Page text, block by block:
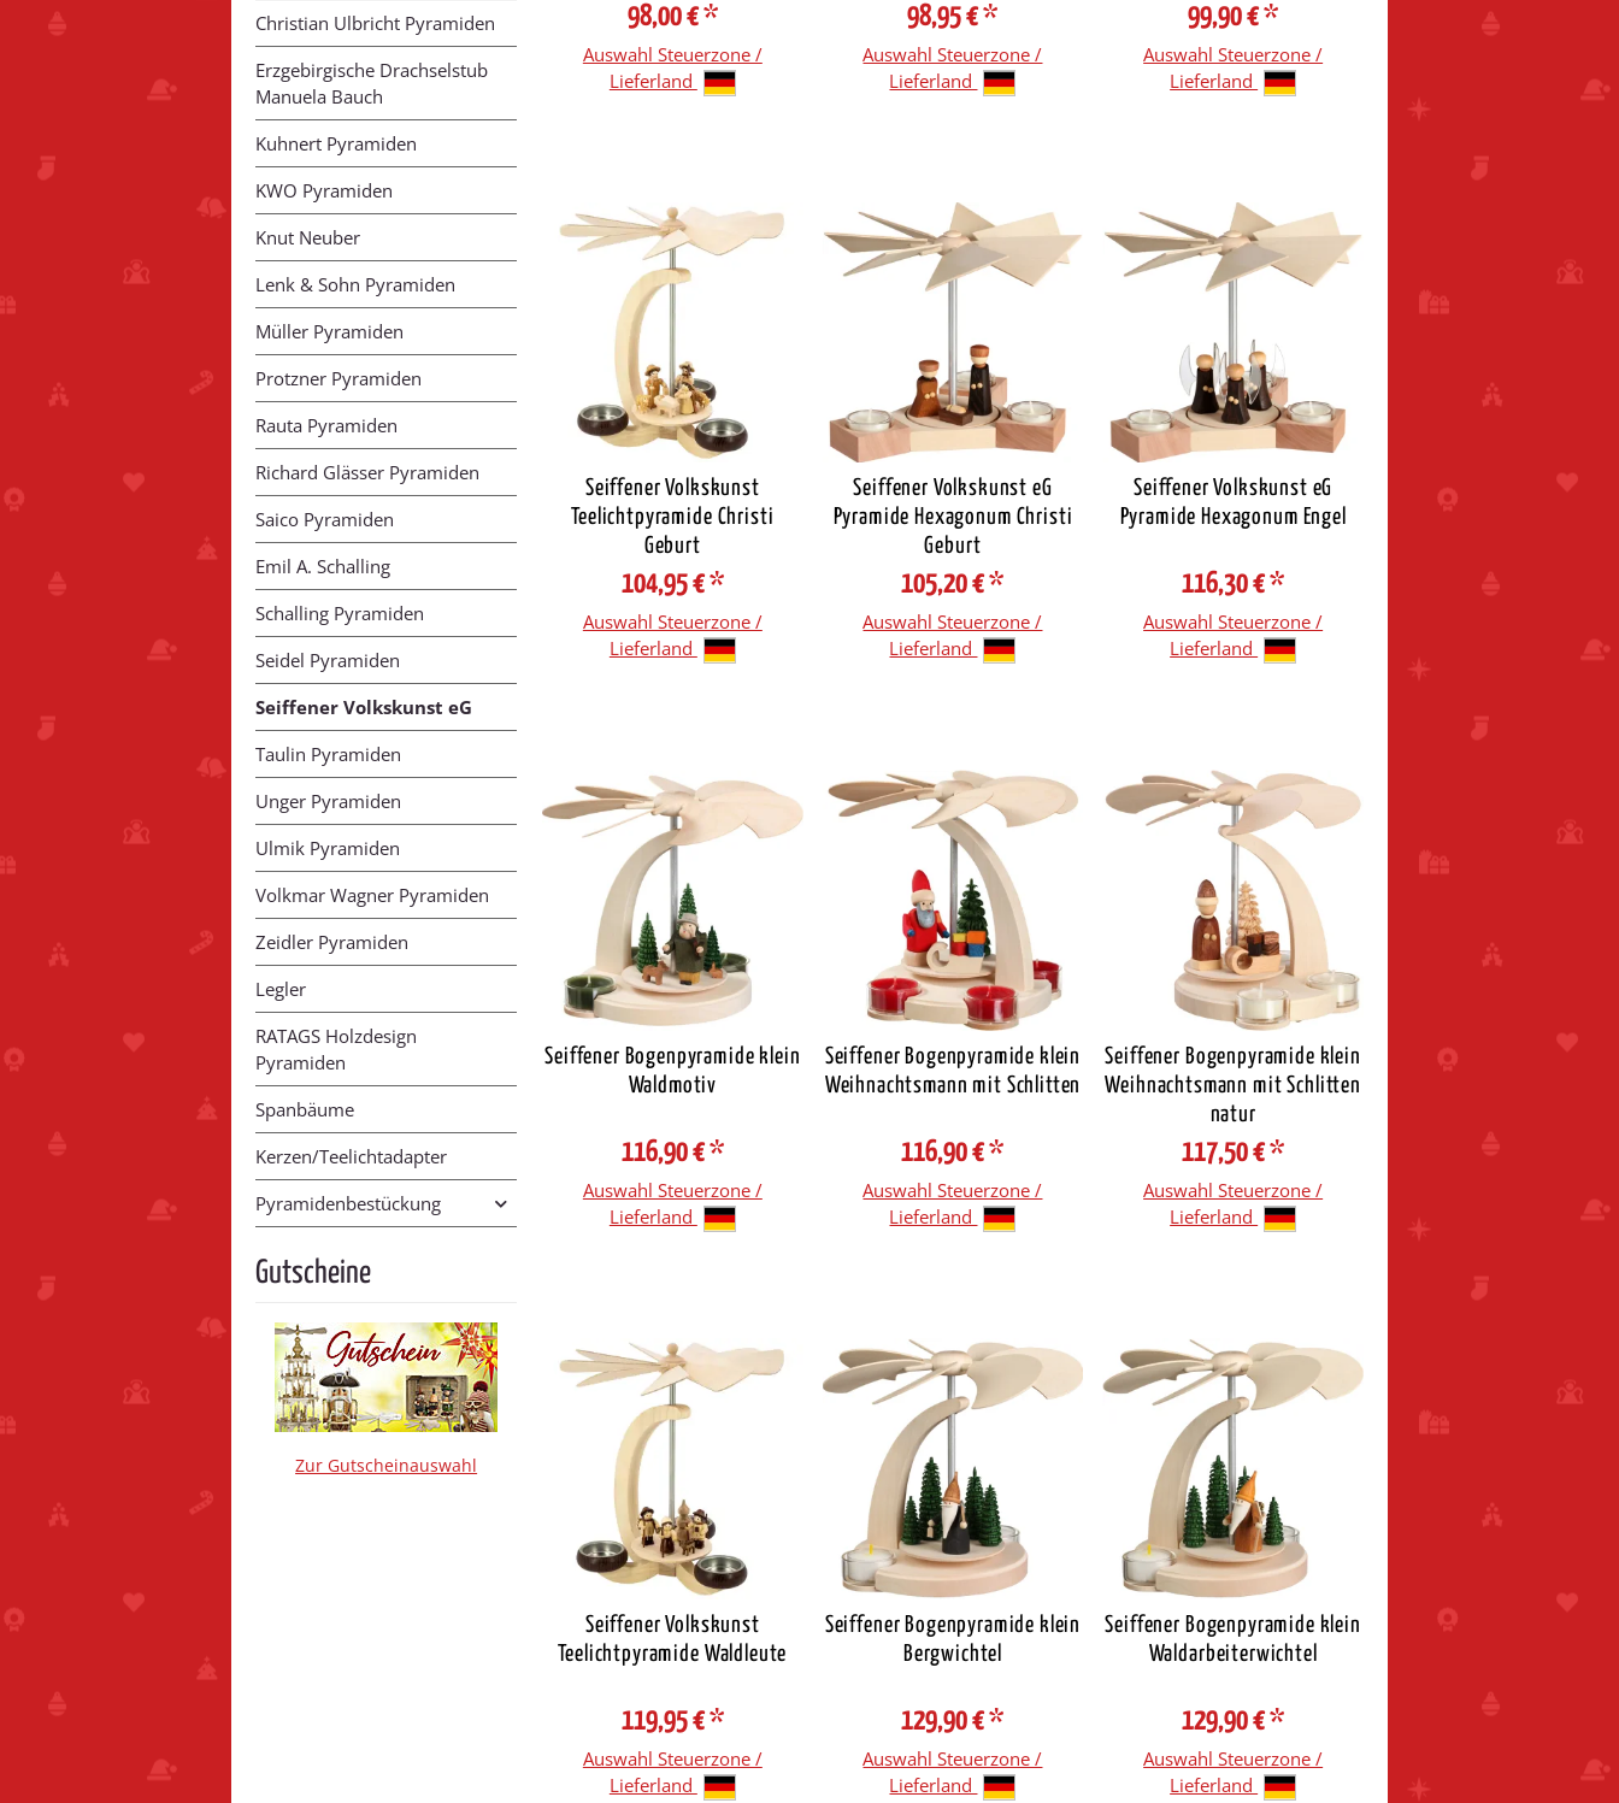
98,00 €*
Auswahl Steuerzone /
Lieferland
98,95 €*
Auswahl Steuerzone /
Lieferland
99,90 €*
Auswahl Steuerzone /
Lieferland
Seiffener Volkskunst
Teelichtpyramide Christi
Geburt
104,95 €*
Auswahl Steuerzone /
Lieferland
Seiffener Volkskunst eG
Pyramide Hexagonum Christi
Geburt
105,20 €*
Auswahl Steuerzone /
Lieferland
Seiffener Volkskunst eG
Pyramide Hexagonum Engel
116,30 €*
Auswahl Steuerzone /
Lieferland
Seiffener Bogenpyramide klein
Waldmotiv
116,90 €*
Auswahl Steuerzone /
Lieferland
Seiffener Bogenpyramide klein
Weihnachtsmann mit Schlitten
116,90 €*
Auswahl Steuerzone /
Lieferland
Seiffener Bogenpyramide klein
Weihnachtsmann mit Schlitten
natur
117,50 €*
Auswahl Steuerzone /
Lieferland
Seiffener Volkskunst
Teelichtpyramide Waldleute
119,95 €*
Auswahl Steuerzone /
Lieferland
Seiffener Bogenpyramide klein
Bergwichtel
129,90 €*
Auswahl Steuerzone /
Lieferland
Seiffener Bogenpyramide klein
Waldarbeiterwichtel
129,90 €*
Auswahl Steuerzone /
Lieferland
Christian Ulbricht Pyramiden
Erzgebirgische Drachselstub
Manuela Bauch
Kuhnert Pyramiden
KWO Pyramiden
Knut Neuber
Lenk & Sohn Pyramiden
Müller Pyramiden
Protzner Pyramiden
Rauta Pyramiden
Richard Glässer Pyramiden
Saico Pyramiden
Emil A. Schalling
Schalling Pyramiden
Seidel Pyramiden
Seiffener Volkskunst eG
Taulin Pyramiden
Unger Pyramiden
Ulmik Pyramiden
Volkmar Wagner Pyramiden
Zeidler Pyramiden
Legler
RATAGS Holzdesign
Pyramiden
Spanbäume
Kerzen/Teelichtadapter
Pyramidenbestückung
Gutscheine
Zur Gutscheinauswahl